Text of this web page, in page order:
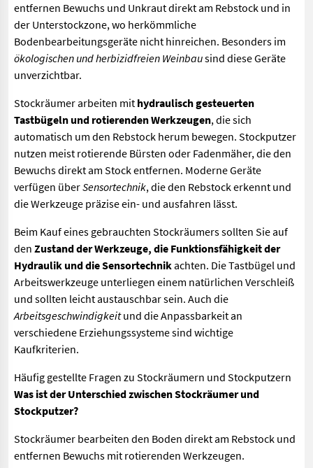
entfernen Bewuchs und Unkraut direkt am Rebstock und in
der Unterstockzone, wo herkömmliche
Bodenbearbeitungsgeräte nicht hinreichen. Besonders im
ökologischen und herbizidfreien Weinbausind diese Geräte
unverzichtbar.
Stockräumer arbeiten mit hydraulisch gesteuerten
Tastbügeln und rotierenden Werkzeugen, die sich
automatisch um den Rebstock herum bewegen. Stockputzer
nutzen meist rotierende Bürsten oder Fadenmäher, die den
Bewuchs direkt am Stock entfernen. Moderne Geräte
verfügen überSensortechnik, die den Rebstock erkennt und
die Werkzeuge präzise ein- und ausfahren lässt.
Beim Kauf eines gebrauchten Stockräumers sollten Sie auf
den Zustand der Werkzeuge, die Funktionsfähigkeit der
Hydraulik und die Sensortechnikachten. Die Tastbügel und
Arbeitswerkzeuge unterliegen einem natürlichen Verschleiß
und sollten leicht austauschbar sein. Auch die
Arbeitsgeschwindigkeitund die Anpassbarkeit an
verschiedene Erziehungssysteme sind wichtige
Kaufkriterien.
Häufig gestellte Fragen zu Stockräumern und Stockputzern
Was ist der Unterschied zwischen Stockräumer und
Stockputzer?
Stockräumer bearbeiten den Boden direkt am Rebstock und
entfernen Bewuchs mit rotierenden Werkzeugen.